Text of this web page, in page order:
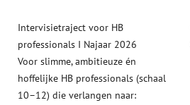
Intervisietraject voor HB
professionals I Najaar 2026
Voor slimme, ambitieuze én
hoffelijke HB professionals (schaal
10–12) die verlangen naar: